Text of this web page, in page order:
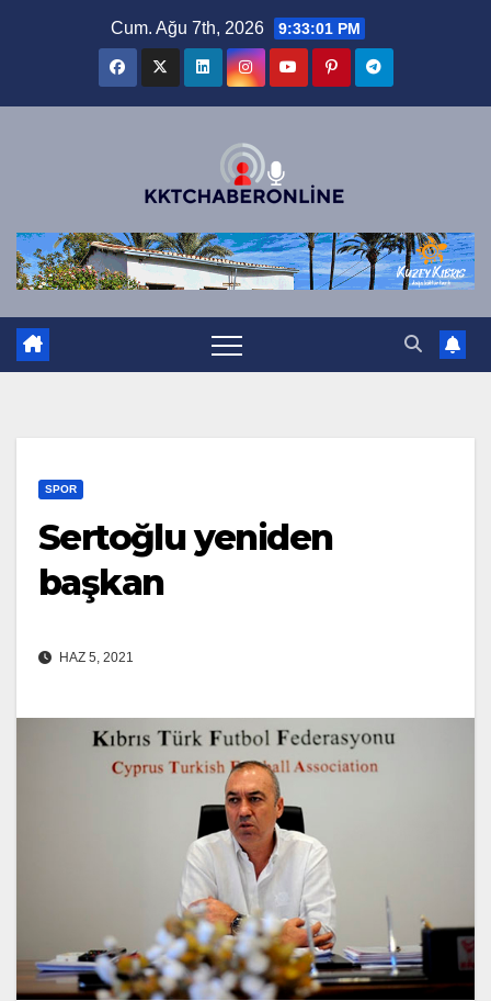
Cum. Ağu 7th, 2026 9:33:02 PM
SPOR
Sertoğlu yeniden
başkan
HAZ 5, 2021